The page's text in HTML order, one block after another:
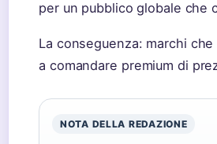
per un pubblico globale che
La conseguenza: marchi
a comandare premium di
NOTA DELLA REDAZIONE